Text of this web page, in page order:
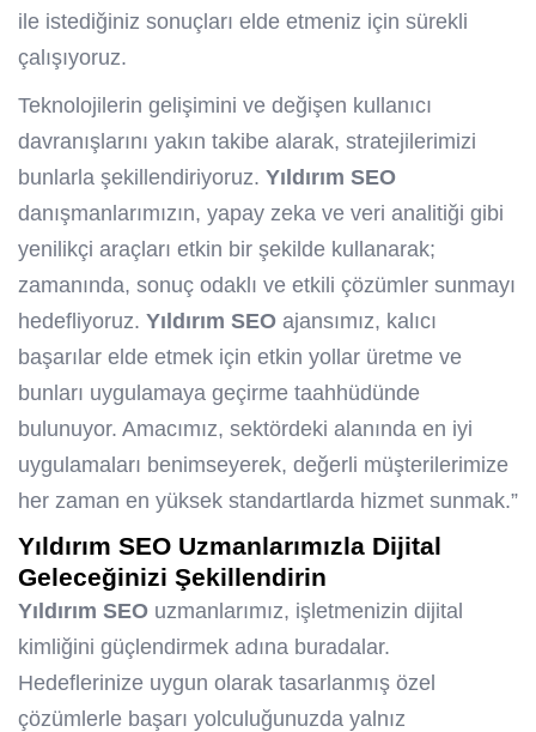
ile istediğiniz sonuçları elde etmeniz için sürekli
çalışıyoruz.
Teknolojilerin gelişimini ve değişen kullanıcı
davranışlarını yakın takibe alarak, stratejilerimizi
bunlarla şekillendiriyoruz. Yıldırım SEO
danışmanlarımızın, yapay zeka ve veri analitiği gibi
yenilikçi araçları etkin bir şekilde kullanarak;
zamanında, sonuç odaklı ve etkili çözümler sunmayı
hedefliyoruz. Yıldırım SEO ajansımız, kalıcı
başarılar elde etmek için etkin yollar üretme ve
bunları uygulamaya geçirme taahhüdünde
bulunuyor. Amacımız, sektördeki alanında en iyi
uygulamaları benimseyerek, değerli müşterilerimize
her zaman en yüksek standartlarda hizmet sunmak.”
Yıldırım SEO Uzmanlarımızla Dijital
Geleceğinizi Şekillendirin
Yıldırım SEO uzmanlarımız, işletmenizin dijital
kimliğini güçlendirmek adına buradalar.
Hedeflerinize uygun olarak tasarlanmış özel
çözümlerle başarı yolculuğunuzda yalnız